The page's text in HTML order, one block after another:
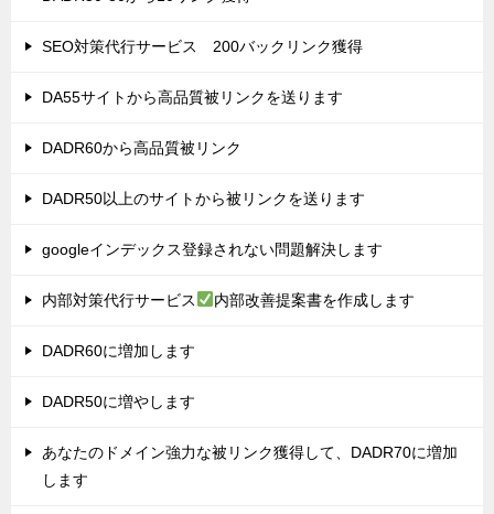
SEO対策代行サービス 200バックリンク獲得
DA55サイトから高品質被リンクを送ります
DADR60から高品質被リンク
DADR50以上のサイトから被リンクを送ります
googleインデックス登録されない問題解決します
内部対策代行サービス 内部改善提案書を作成します
DADR60に増加します
DADR50に増やします
あなたのドメイン強力な被リンク獲得して、DADR70に増加
します